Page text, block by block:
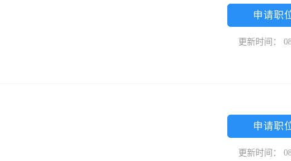
申请职
更新时间：
申请职
更新时间：